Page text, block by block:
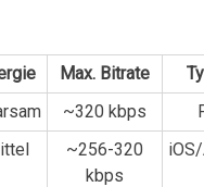
Max. Bitrate
~320‍ kbps
~256-320
kbps